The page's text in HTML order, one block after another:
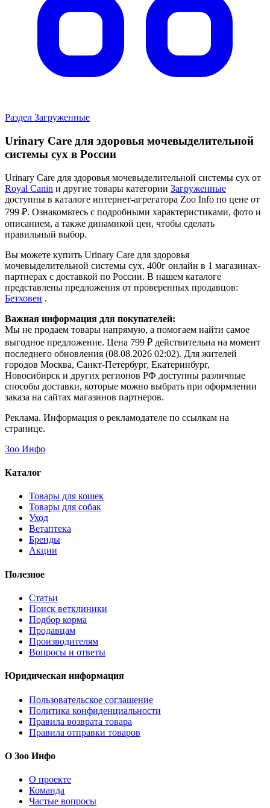
Раздел Загруженные
Urinary Care для здоровья мочевыделительной
системы сух в России
Urinary Care для здоровья мочевыделительной системы сух от
Royal Canin и другие товары категории Загруженные
доступны в каталоге интернет-агрегатора Zoo Info по цене от
799 ₽. Ознакомьтесь с подробными характеристиками, фото и
описанием, а также динамикой цен, чтобы сделать
правильный выбор.
Вы можете купить Urinary Care для здоровья
мочевыделительной системы сух, 400г онлайн в 1 магазинах-
партнерах с доставкой по России. В нашем каталоге
представлены предложения от проверенных продавцов:
Бетховен .
Важная информация для покупателей:
Мы не продаем товары напрямую, а помогаем найти самое
выгодное предложение. Цена 799 ₽ действительна на момент
последнего обновления (08.08.2026 02:02). Для жителей
городов Москва, Санкт-Петербург, Екатеринбург,
Новосибирск и других регионов РФ доступны различные
способы доставки, которые можно выбрать при оформлении
заказа на сайтах магазинов партнеров.
Реклама. Информация о рекламодателе по ссылкам на
странице.
Зоо Инфо
Каталог
Товары для кошек
Товары для собак
Уход
Ветаптека
Бренды
Акции
Полезное
Статьи
Поиск ветклиники
Подбор корма
Продавцам
Производителям
Вопросы и ответы
Юридическая информация
Пользовательское соглашение
Политика конфиденциальности
Правила возврата товара
Правила отправки товаров
О Зоо Инфо
О проекте
Команда
Частые вопросы